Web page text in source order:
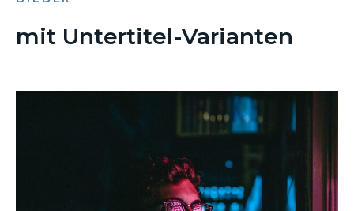
mit Untertitel-Varianten